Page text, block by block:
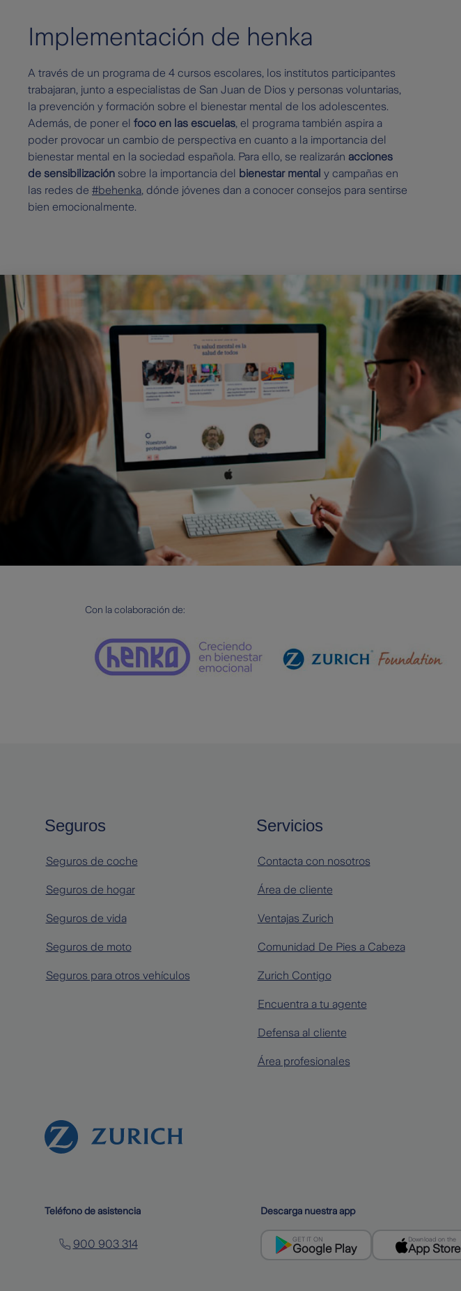
Implementación de henka
A través de un programa de 4 cursos escolares, los institutos participantes
trabajaran, junto a especialistas de San Juan de Dios y personas voluntarias,
la prevención y formación sobre el bienestar mental de los adolescentes.
Además, de poner el foco en las escuelas, el programa también aspira a
poder provocar un cambio de perspectiva en cuanto a la importancia del
bienestar mental en la sociedad española. Para ello, se realizarán acciones
de sensibilización sobre la importancia del bienestar mental y campañas en
las redes de #behenka, dónde jóvenes dan a conocer consejos para sentirse
bien emocionalmente.
Con la colaboración de:
Seguros
Seguros de coche
Seguros de hogar
Seguros de vida
Seguros de moto
Seguros para otros vehículos
Servicios
Contacta con nosotros
Área de cliente
Ventajas Zurich
Comunidad De Pies a Cabeza
Zurich Contigo
Encuentra a tu agente
Defensa al cliente
Área profesionales
Teléfono de asistencia
900 903 314
Descarga nuestra app
GET IT ON
Google Play
Download on the
App Store